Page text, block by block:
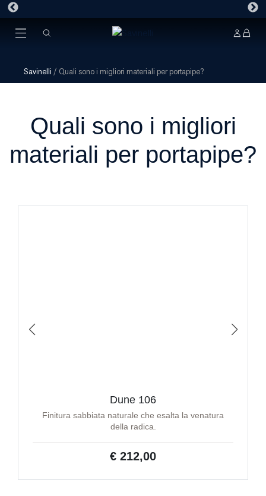
Savinelli / Quali sono i migliori materiali per portapipe?
Quali sono i migliori
materiali per portapipe?
Dune 106
Finitura sabbiata naturale che esalta la venatura
della radica.
€ 212,00